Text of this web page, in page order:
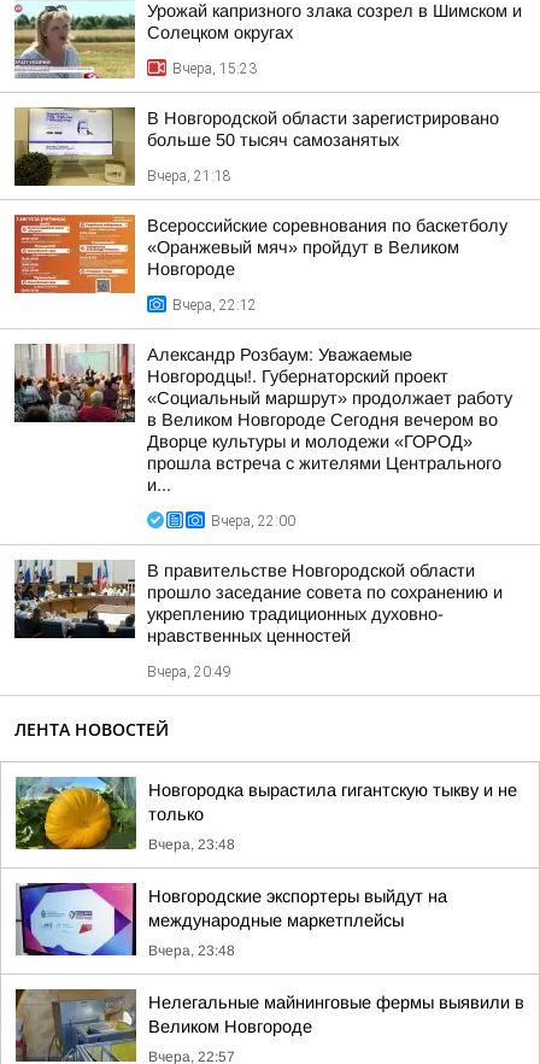
Урожай капризного злака созрел в Шимском и
Солецком округах
Вчера, 15:23
В Новгородской области зарегистрировано
больше 50 тысяч самозанятых
Вчера, 21:18
Всероссийские соревнования по баскетболу
«Оранжевый мяч» пройдут в Великом
Новгороде
Вчера, 22:12
Александр Розбаум: Уважаемые
Новгородцы!. Губернаторский проект
«Социальный маршрут» продолжает работу
в Великом Новгороде Сегодня вечером во
Дворце культуры и молодежи «ГОРОД»
прошла встреча с жителями Центрального
и...
Вчера, 22:00
В правительстве Новгородской области
прошло заседание совета по сохранению и
укреплению традиционных духовно-
нравственных ценностей
Вчера, 20:49
ЛЕНТА НОВОСТЕЙ
Новгородка вырастила гигантскую тыкву и не
только
Вчера, 23:48
Новгородские экспортеры выйдут на
международные маркетплейсы
Вчера, 23:48
Нелегальные майнинговые фермы выявили в
Великом Новгороде
Вчера, 22:57